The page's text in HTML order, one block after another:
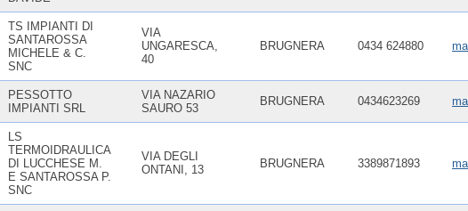
TS IMPIANTI DI
SANTAROSSA
MICHELE & C.
SNC
VIA
UNGARESCA,
40
BRUGNERA 0434 624880
PESSOTTO
IMPIANTI SRL
VIA NAZARIO
SAURO 53
BRUGNERA 0434623269
LS
TERMOIDRAULICA
DI LUCCHESE M.
E SANTAROSSA P.
SNC
VIA DEGLI
ONTANI, 13
BRUGNERA 3389871893